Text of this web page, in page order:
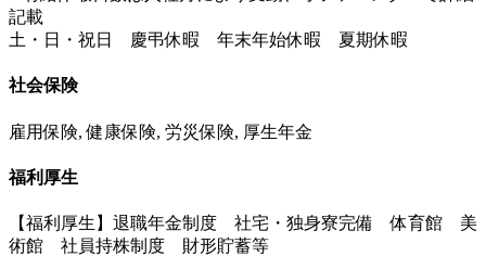
記載
土・日・祝日 慶弔休暇 年末年始休暇 夏期休暇
社会保険
雇用保険, 健康保険, 労災保険, 厚生年金
福利厚生
【福利厚生】退職年金制度 社宅・独身寮完備 体育館 美
術館 社員持株制度 財形貯蓄等